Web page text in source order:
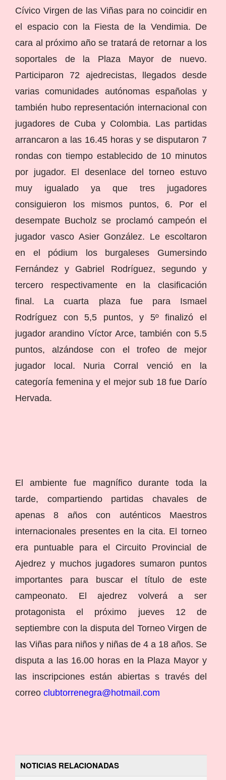
Cívico Virgen de las Viñas para no coincidir en
el espacio con la Fiesta de la Vendimia. De
cara al próximo año se tratará de retornar a los
soportales de la Plaza Mayor de nuevo.
Participaron 72 ajedrecistas, llegados desde
varias comunidades autónomas españolas y
también hubo representación internacional con
jugadores de Cuba y Colombia. Las partidas
arrancaron a las 16.45 horas y se disputaron 7
rondas con tiempo establecido de 10 minutos
por jugador. El desenlace del torneo estuvo
muy igualado ya que tres jugadores
consiguieron los mismos puntos, 6. Por el
desempate Bucholz se proclamó campeón el
jugador vasco Asier González. Le escoltaron
en el pódium los burgaleses Gumersindo
Fernández y Gabriel Rodríguez, segundo y
tercero respectivamente en la clasificación
final. La cuarta plaza fue para Ismael
Rodríguez con 5,5 puntos, y 5º finalizó el
jugador arandino Víctor Arce, también con 5.5
puntos, alzándose con el trofeo de mejor
jugador local. Nuria Corral venció en la
categoría femenina y el mejor sub 18 fue Darío
Hervada.
El ambiente fue magnífico durante toda la
tarde, compartiendo partidas chavales de
apenas 8 años con auténticos Maestros
internacionales presentes en la cita. El torneo
era puntuable para el Circuito Provincial de
Ajedrez y muchos jugadores sumaron puntos
importantes para buscar el título de este
campeonato. El ajedrez volverá a ser
protagonista el próximo jueves 12 de
septiembre con la disputa del Torneo Virgen de
las Viñas para niños y niñas de 4 a 18 años. Se
disputa a las 16.00 horas en la Plaza Mayor y
las inscripciones están abiertas s través del
correo clubtorrenegra@hotmail.com
NOTICIAS RELACIONADAS